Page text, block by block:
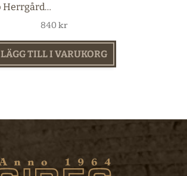
526 Portkläpp Herrgård nickel
840 kr
LÄGG TILL I VARUKORG